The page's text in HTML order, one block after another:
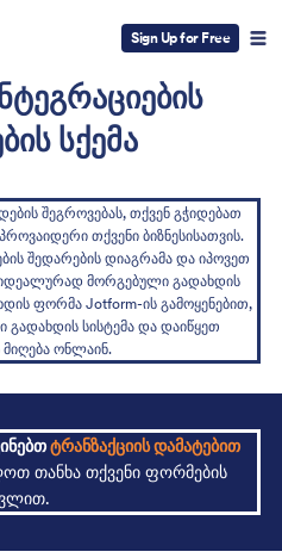
Sign Up for Free
სქემა
შეგროვებას, თქვენ გჭიდებათ
თქვენი ბიზნესისათვის.
შედარების დიაგრამა და იპოვეთ
იდეალურად მორგებული გადახდის
ფორმა Jotform-ის გამოყენებით,
სისტემა და დაიწყეთ
მიღება ონლაინ.
ტრანზაქციის დამატებით
თანხა თქვენი ფორმების